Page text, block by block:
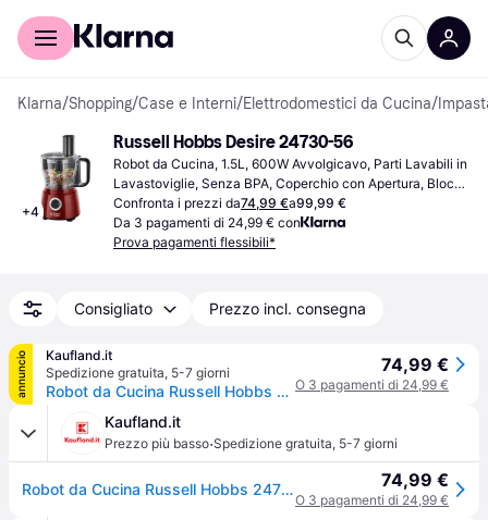
Per il tuo shopping
Klarna/Shopping/Case e Interni/Elettrodomestici da Cucina/
+4
Russell Hobbs Desire 24730-56
Robot da Cucina, 1.5L, 600W Avvolgicavo, Parti Lavabili in
Lavastoviglie, Senza BPA, Coperchio con Apertura, Blocco
di Sicurezza
Confronta i prezzi da74,99 €a99,99 €
Da 3 pagamenti di 24,99 € con
Prova pagamenti flessibili*
Consigliato Prezzo incl. consegna
annuncio
Kaufland.it
Spedizione gratuita, 5-7 giorni
Robot da Cucina Russell Hobbs 24730-56 Tritatutto 600 W 2.5 L Rosso
74,99 €
O 3 pagamenti di 24,99 €
Kaufland.it
Prezzo più basso·Spedizione gratuita, 5-7 giorni
Robot da Cucina Russell Hobbs 24730-56 Tritatutto 600 W 2.5 L Rosso 74,99 €
O 3 pagamenti di 24,99 €